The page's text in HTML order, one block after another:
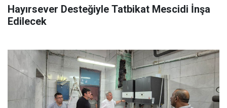
Hayırsever Desteğiyle Tatbikat Mescidi İnşa
Edilecek